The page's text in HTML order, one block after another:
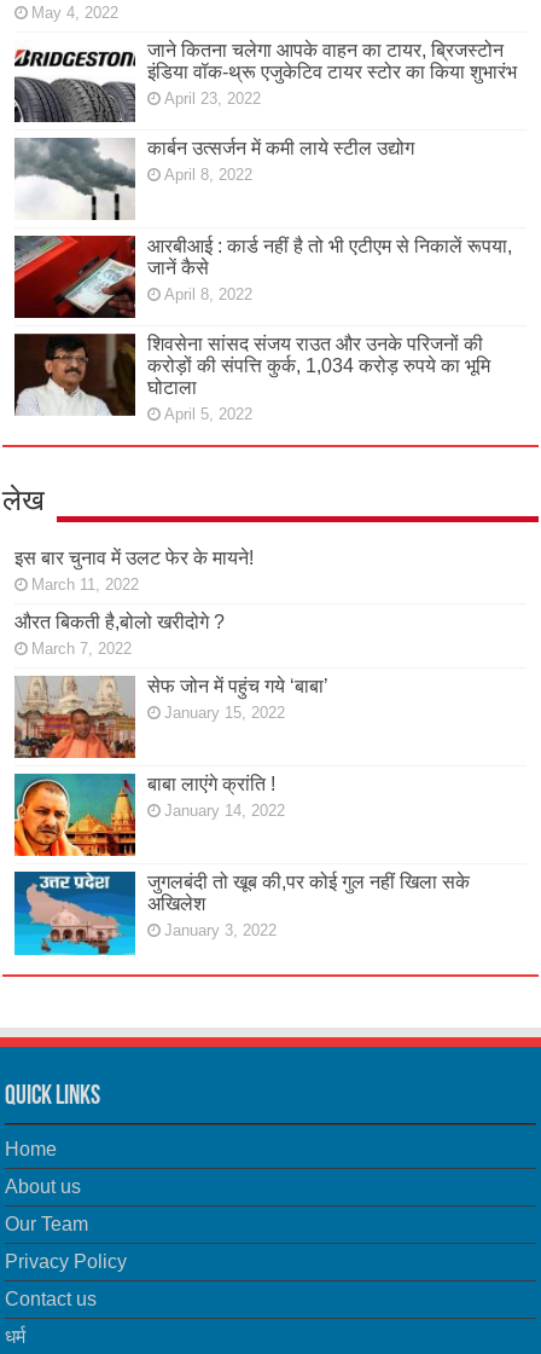
May 4, 2022
जाने कितना चलेगा आपके वाहन का टायर, ब्रिजस्टोन
इंडिया वॉक-थ्रू एजुकेटिव टायर स्टोर का किया शुभारंभ
April 23, 2022
कार्बन उत्सर्जन में कमी लाये स्टील उद्योग
April 8, 2022
आरबीआई : कार्ड नहीं है तो भी एटीएम से निकालें रूपया,
जानें कैसे
April 8, 2022
शिवसेना सांसद संजय राउत और उनके परिजनों की
करोड़ों की संपत्ति कुर्क, 1,034 करोड़ रुपये का भूमि
घोटाला
April 5, 2022
लेख
इस बार चुनाव में उलट फेर के मायने!
March 11, 2022
औरत बिकती है,बोलो खरीदोगे ?
March 7, 2022
सेफ जोन में पहुंच गये ‘बाबा’
January 15, 2022
बाबा लाएंगे क्रांति !
January 14, 2022
जुगलबंदी तो खूब की,पर कोई गुल नहीं खिला सके
अखिलेश
January 3, 2022
Quick Links
Home
About us
Our Team
Privacy Policy
Contact us
धर्म